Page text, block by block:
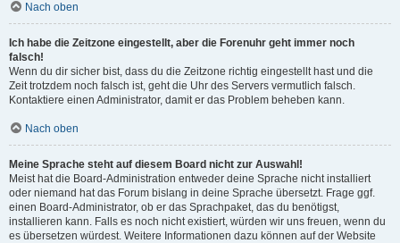
Nach oben
Ich habe die Zeitzone eingestellt, aber die Forenuhr geht immer noch
falsch!
Wenn du dir sicher bist, dass du die Zeitzone richtig eingestellt hast und die
Zeit trotzdem noch falsch ist, geht die Uhr des Servers vermutlich falsch.
Kontaktiere einen Administrator, damit er das Problem beheben kann.
Nach oben
Meine Sprache steht auf diesem Board nicht zur Auswahl!
Meist hat die Board-Administration entweder deine Sprache nicht installiert
oder niemand hat das Forum bislang in deine Sprache übersetzt. Frage ggf.
einen Board-Administrator, ob er das Sprachpaket, das du benötigst,
installieren kann. Falls es noch nicht existiert, würden wir uns freuen, wenn du
es übersetzen würdest. Weitere Informationen dazu können auf der Website